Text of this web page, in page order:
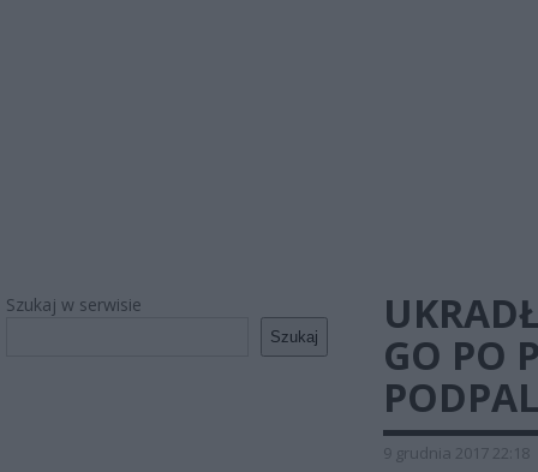
Szukaj w serwisie
Szukaj
GO PO
9 grudnia 2017 22:18